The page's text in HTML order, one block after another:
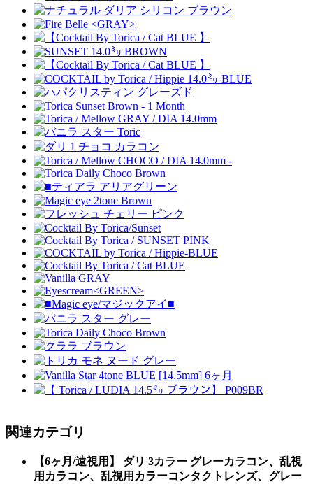
関連カテゴリ
【6ヶ月/遠視用】 ダリ 3カラー グレーカラコン、乱視
用カラコン、乱視用カラーコンタクトレンズ、グレー